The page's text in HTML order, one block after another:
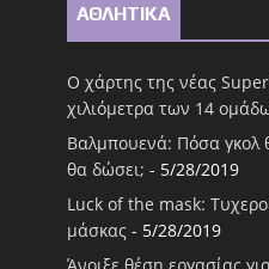
ΑΘΛΗΤΙΚΑ
Ο χάρτης της νέας
χιλιόμετρα των 14
Βαλμπουενά: Πόσα γκολ
θα δώσει; - 5/28/2019
Luck of the mask:
μάσκας - 5/28/2019